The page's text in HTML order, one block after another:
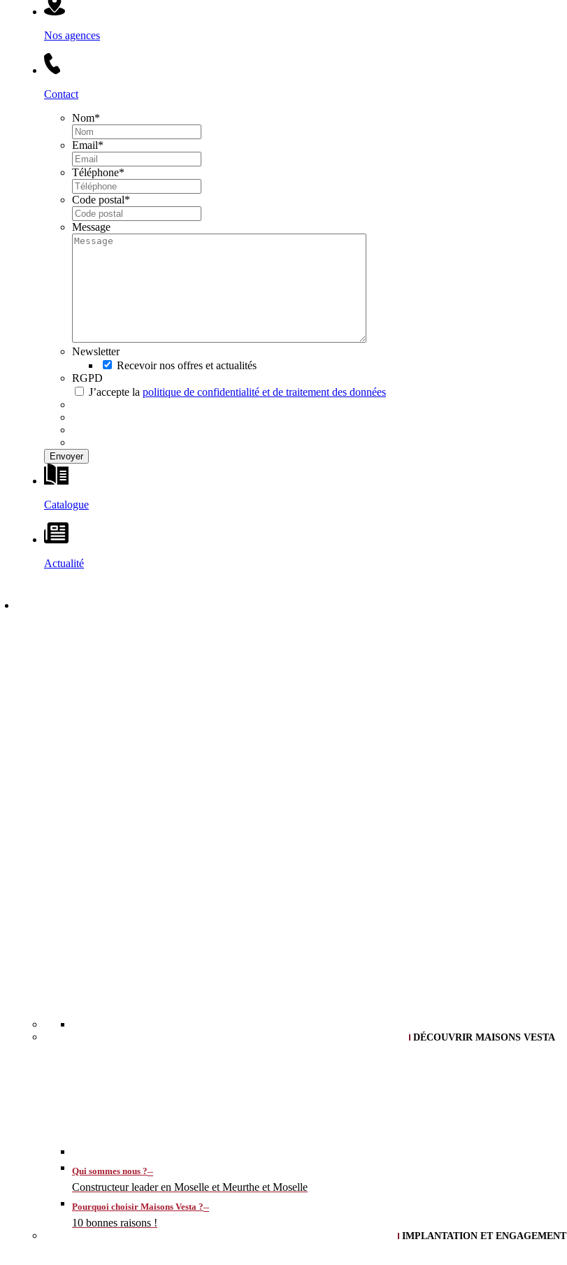
Nos agences
Contact
Nom*
Email*
Téléphone*
Code postal*
Message
Newsletter
Recevoir nos offres et actualités
RGPD
J’accepte la politique de confidentialité et de traitement des données
Catalogue
Actualité
DÉCOUVRIR MAISONS VESTA
Qui sommes nous ?–
Constructeur leader en Moselle et Meurthe et Moselle
Pourquoi choisir Maisons Vesta ?–
10 bonnes raisons !
IMPLANTATION ET ENGAGEMENT